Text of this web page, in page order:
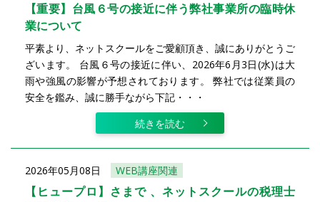
【重要】台風６号の接近に伴う弊社事業所の臨時休
業について
平素より、ネットスクールをご愛顧頂き、誠にありがとうご
ざいます。 台風６号の接近に伴い、2026年6月3日(水)は大
雨や強風の影響が予想されております。 弊社では従業員の
安全を鑑み、誠に勝手ながら下記・・・
続きを読む
2026年05月08日 WEB講座関連
【ヒュープロ】さまで 、ネットスクールの税理士